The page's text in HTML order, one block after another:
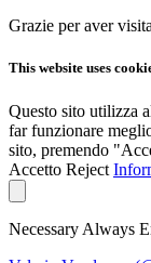
Grazie per aver
This website uses
Questo sito utilizza
far funzionare
sito, premendo
Accetto Reject
Necessary Always